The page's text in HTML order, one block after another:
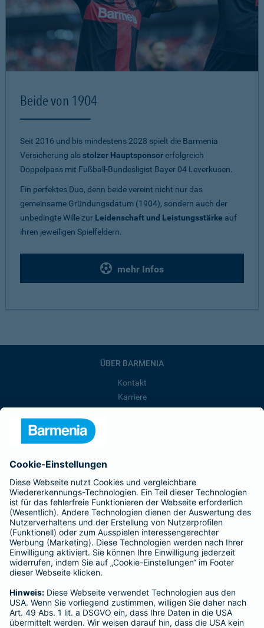
Beide von 1904
Seit 2016 und bis mindestens 2028 spielt die Barmenia
Versicherung alsstolzer Hauptsponsorerfolgreich
Doppelpass mit Fußball-Bundesligist Bayer 04 Leverkusen.
Ein perfektes Duo, denn beide vereint nicht nur das
gemeinsame Gründungsdatum (1904), sondern auch der
unbedingte Wille zur Leidenschaft und Leistungsstärke auf
ihren jeweiligen Spielfeldern.
mehr Infos
ÜBER BARMENIA
Kontakt
Karriere
Barmenia ist Teil der BarmeniaGothaer
BELIEBTE SEITEN
Kranken-Zusatzversicherung
Tierversicherungen
Haftpflichtversicherung
Hausratversicherung
Adresse ändern
Schaden melden